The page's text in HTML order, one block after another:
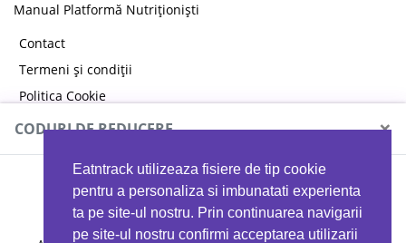
Eatntrack utilizeaza fisiere de tip cookie
pentru a personaliza si imbunatati experienta
ta pe site-ul nostru. Prin continuarea navigarii
pe site-ul nostru confirmi acceptarea utilizarii
Manual Platformă Nutriționiști
Contact
Termeni și condiții
Politica Cookie
Politica de confidențialitate
CODURI DE REDUCERE ×
MYPROTEIN